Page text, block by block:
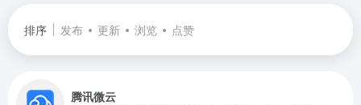
排序 发布 更新 浏览 点赞
腾讯微云